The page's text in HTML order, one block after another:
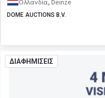
Ολλανδία, Deinze
DOME AUCTIONS B.V.
ΔΙΑΦΗΜΙΣΕΙΣ